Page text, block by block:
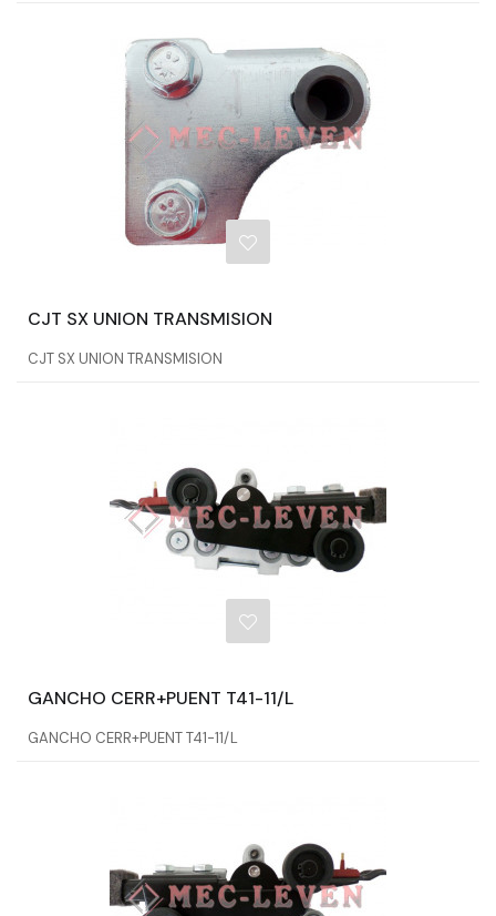
CJT SX UNION TRANSMISION
CJT SX UNION TRANSMISION
GANCHO CERR+PUENT T41-11/L
GANCHO CERR+PUENT T41-11/L